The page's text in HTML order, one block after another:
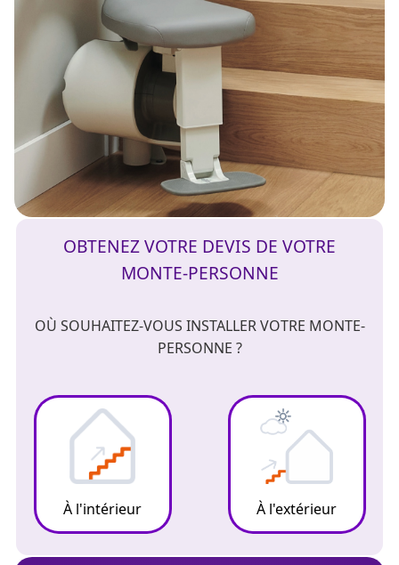
OBTENEZ VOTRE DEVIS DE VOTRE
MONTE-PERSONNE
OÙ SOUHAITEZ-VOUS INSTALLER VOTRE MONTE-
PERSONNE ?
À l'intérieur À l'extérieur